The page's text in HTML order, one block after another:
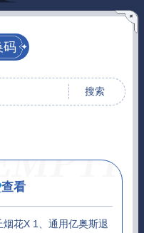
码
搜索
查看
花X 1、通用亿奥斯退